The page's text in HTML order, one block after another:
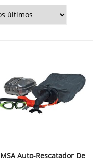
MSA Auto-Rescatador De